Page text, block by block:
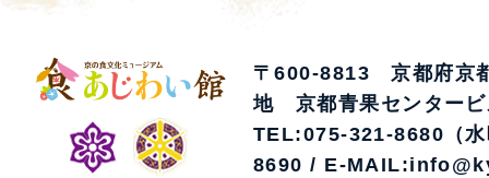
〒600-8813 京都府京
地 京都青果センタービ
TEL:075-321-8680（
8690 / E-